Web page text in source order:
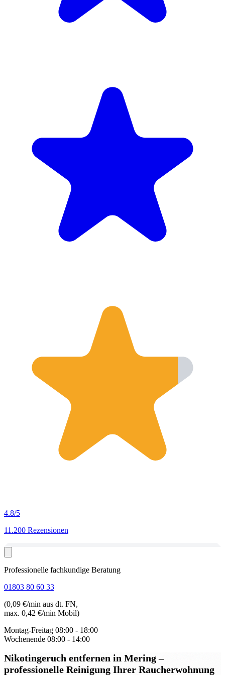
4.8/5
11.200 Rezensionen
Professionelle fachkundige Beratung
01803 80 60 33
(0,09 €/min aus dt. FN,
max. 0,42 €/min Mobil)
Montag-Freitag 08:00 - 18:00
Wochenende 08:00 - 14:00
Nikotingeruch entfernen in Mering–
professionelle Reinigung Ihrer Raucherwohnung